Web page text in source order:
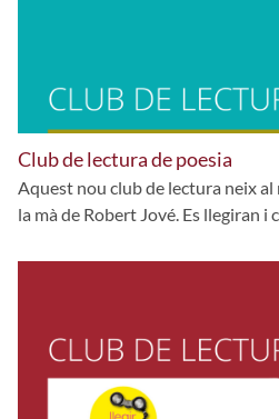
Club de lectura de poesia
Aquest nou club de lectura neix al
la mà de Robert Jové. Es llegiran i